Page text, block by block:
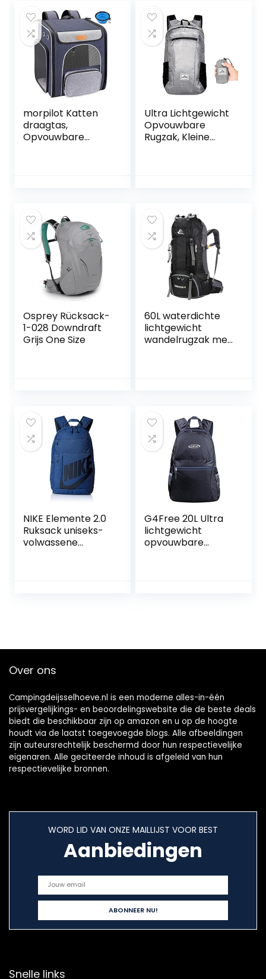
morpilot Katten
draagtas,
Opvouwbare
Binnenveiligheidslij
n + Opvouwbare
Hondenschaal,
Ideaal voor
Wandelen, Reizen
Buiten Gebruik
Ultra Lichtgewicht
Opvouwbare
Rugzak, Kleine
Outdoor Sport
Reizen Wandelen
Wandelen
Camping Fietsen
Osprey Rücksack-
1-028 Downdraft
Grijs One Size
60L waterdichte
lichtgewicht
wandelrugzak met
NIKE Elemente 2.0
Ruksack uniseks-
volwassene
G4Free 20L Ultra
lichtgewicht
opvouwbare
Over ons
Campingdeijsselhoeve.nl is een moderne alles-in-één
prijsvergelijkings- en beoordelingswebsite die de beste deals
biedt die beschikbaar zijn op amazon en u op de hoogte
houdt via de laatst toegevoegde blogs. Alle afbeeldingen
zijn auteursrechtelijk beschermd door hun respectievelijke
eigenaren. Alle geciteerde inhoud is afgeleid van hun
respectievelijke bronnen.
WORD LID VAN ONZE MAILLIJST VOOR BEST
Aanbiedingen
Snelle links